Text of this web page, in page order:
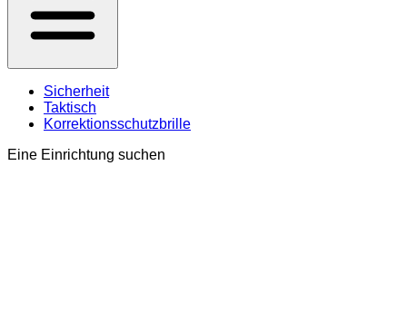
Sicherheit
Taktisch
Korrektionsschutzbrille
Eine Einrichtung suchen